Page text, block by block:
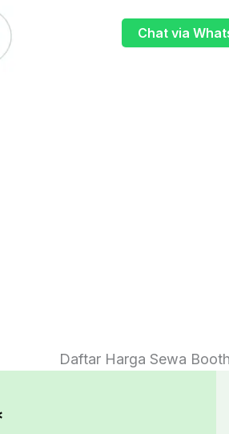
Chat via
Daftar Harga Sewa